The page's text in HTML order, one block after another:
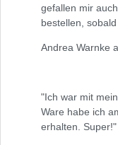
gefallen mir
bestellen,
Andrea Warnke
"Ich war mit
Ware habe ich
erhalten. Super!"